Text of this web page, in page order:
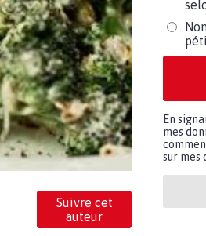
Suivre cet
auteur
En
mes
sur mes